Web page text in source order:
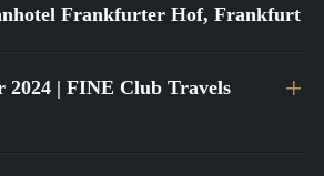
Frankfurter Hof, Frankfurt
2024 | FINE Club Travels